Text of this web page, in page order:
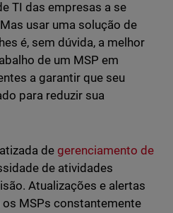
TI das empresas a se
usar uma solução de
é, sem dúvida, a melhor
de um MSP em
a garantir que seu
para reduzir sua
de gerenciamento de
de atividades
Atualizações e alertas
MSPs constantemente